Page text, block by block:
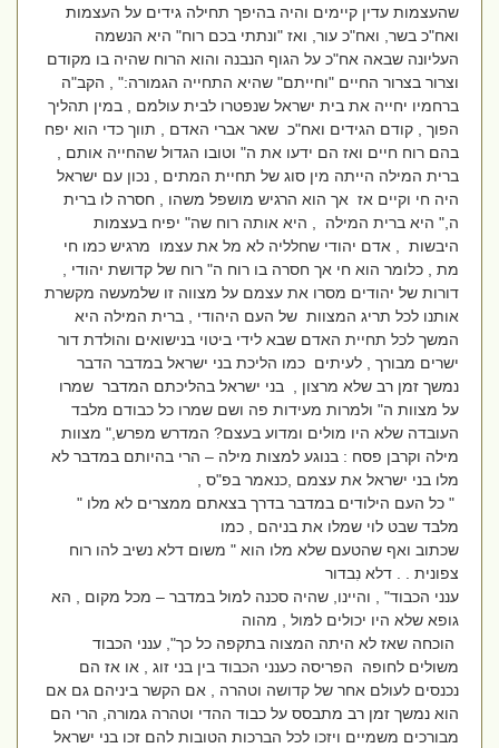
שהעצמות עדין קיימים והיה בהיפך תחילה גידים על העצמות
ואח"כ בשר, ואח"כ עור, ואז "ונתתי בכם רוח" היא הנשמה
העליונה שבאה אח"כ על הגוף הנבנה והוא הרוח שהיה בו מקודם
וצרור בצרור החיים "וחייתם" שהיא התחייה הגמורה:" , הקב"ה
ברחמיו יחייה את בית ישראל שנפטרו לבית עולמם , במין תהליך
הפוך , קודם הגידים ואח"כ שאר אברי האדם , תווך כדי הוא יפח
בהם רוח חיים ואז הם ידעו את ה" וטובו הגדול שהחייה אותם ,
ברית המילה הייתה מין סוג של תחיית המתים , נכון עם ישראל
היה חי וקיים אז אך הוא הרגיש מושפל משהו , חסרה לו ברית
ה," היא ברית המילה , היא אותה רוח שה" יפיח בעצמות
היבשות , אדם יהודי שחלליה לא מל את עצמו מרגיש כמו חי
מת , כלומר הוא חי אך חסרה בו רוח ה" רוח של קדושת יהודי ,
דורות של יהודים מסרו את עצמם על מצווה זו שלמעשה מקשרת
אותנו לכל תריג המצוות של העם היהודי , ברית המילה היא
המשך לכל תחיית האדם שבא לידי ביטוי בנישואים והולדת דור
ישרים מבורך , לעיתים כמו הליכת בני ישראל במדבר הדבר
נמשך זמן רב שלא מרצון , בני ישראל בהליכתם המדבר שמרו
על מצוות ה" ולמרות מעידות פה ושם שמרו כל כבודם מלבד
העובדה שלא היו מולים ומדוע בעצם? המדרש מפרש," מצוות
מילה וקרבן פסח : בנוגע למצות מילה – הרי בהיותם במדבר לא
מלו בני ישראל את עצמם ,כנאמר בפ"ס ,
" כל העם הילודים במדבר בדרך בצאתם ממצרים לא מלו "
מלבד שבט לוי שמלו את בניהם , כמו
שכתוב ואף שהטעם שלא מלו הוא " משום דלא נשיב להו רוח
צפונית . . דלא נִבדור
ענני הכבוד" , והיינו, שהיה סכנה למול במדבר – מכל מקום , הא
גופא שלא היו יכולים למּול , מהוה
הוכחה שאז לא היתה המצוה בתקפה כל כך", ענני הכבוד
משולים לחופה הפריסה כענני הכבוד בין בני זוג , או אז הם
נכנסים לעולם אחר של קדושה וטהרה , אם הקשר ביניהם גם אם
הוא נמשך זמן רב מתבסס על כבוד ההדי וטהרה גמורה, הרי הם
מבורכים משמיים ויזכו לכל הברכות הטובות להם זכו בני ישראל